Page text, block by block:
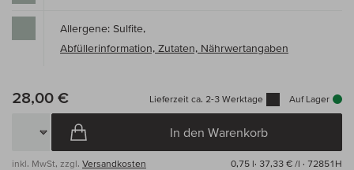
Allergene: Sulfite,
Abfüllerinformation, Zutaten, Nährwertangaben
28,00 € Lieferzeit ca. 2-3 Werktage Auf Lager
In den Warenkorb
inkl. MwSt, zzgl. Versandkosten 0,75 l· 37,33 € /l · 72851H